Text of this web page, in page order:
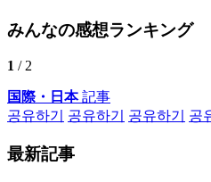
みんなの感想ランキング
1 / 2
国際・日本記事
공유하기
공유하기 공유하기 공
最新記事